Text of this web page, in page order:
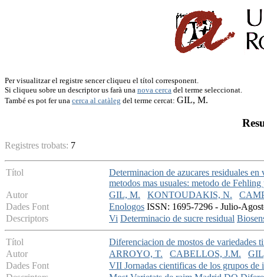
Per visualitzar el registre sencer cliqueu el títol corresponent.
Si cliqueu sobre un descriptor us farà una nova cerca del terme seleccionat.
També es pot fer una cerca al catàleg del terme cercat: GIL, M.
Registres trobats: 7
Títol
Determinacion de azucares residuales
metodos mas usuales: metodo de
Autor
GIL, M. KONTOUDAKIS, N.
Dades Font
Enologos ISSN: 1695-7296 - Julio-
Descriptors
Vi Determinacio de sucre residual
Títol
Diferenciacion de mostos de variedades
Autor
ARROYO, T. CABELLOS, J.M.
Dades Font
VII Jornadas cientificas de los grupos de